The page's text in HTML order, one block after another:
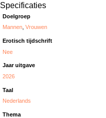
Specificaties
Doelgroep
Mannen,Vrouwen
Erotisch tijdschrift
Nee
Jaar uitgave
2026
Taal
Nederlands
Thema